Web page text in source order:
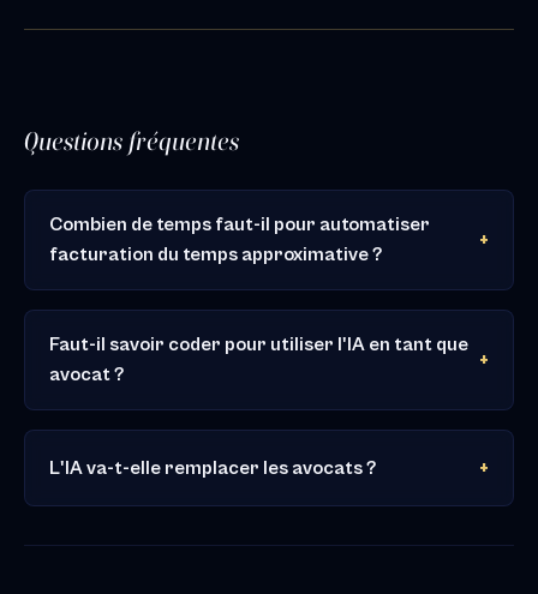
Questions fréquentes
Combien de temps faut-il pour automatiser
facturation du temps approximative ?
Faut-il savoir coder pour utiliser l'IA en tant que
avocat ?
L'IA va-t-elle remplacer les avocats ?